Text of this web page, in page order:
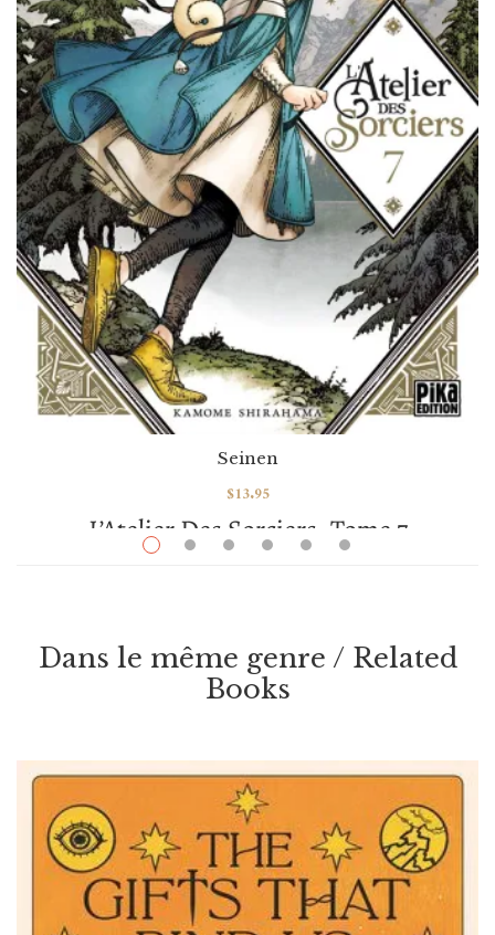
L’Atelier Des Sorciers, Tome 7
Seinen
$13.95
Dans le même genre / Related
Books